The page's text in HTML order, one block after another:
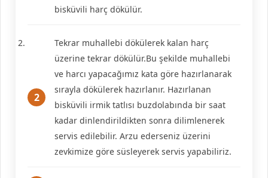
bisküvili harç dökülür.
Tekrar muhallebi dökülerek kalan harç
üzerine tekrar dökülür.Bu şekilde muhallebi
ve harcı yapacağımız kata göre hazırlanarak
sırayla dökülerek hazırlanır. Hazırlanan
bisküvili irmik tatlısı buzdolabında bir saat
kadar dinlendirildikten sonra dilimlenerek
servis edilebilir. Arzu ederseniz üzerini
zevkimize göre süsleyerek servis yapabiliriz.